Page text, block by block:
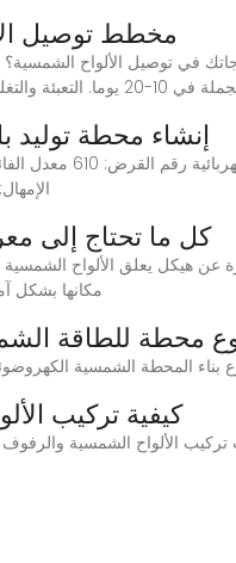
مخطط توصيل
التعبئة والتغليف القوية: الألواح في صناديق من الورق المقوى
إنشاء محطة
الإمهال: 7 سنوات تكلفة المشروع: 47.6 مليون د.ك. مدة
كل ما تحتاج إلى
هيكل يعلق الألواح
مكانها بشكل
للطاقة الشمسية
كيفية تركيب